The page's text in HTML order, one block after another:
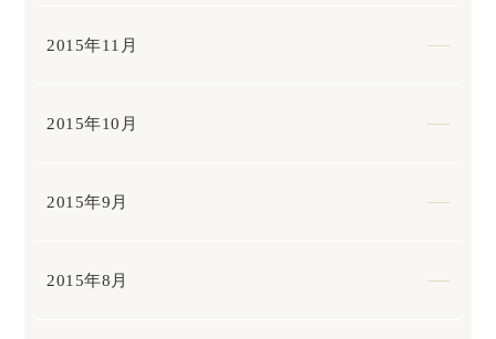
2015年11月
2015年10月
2015年9月
2015年8月